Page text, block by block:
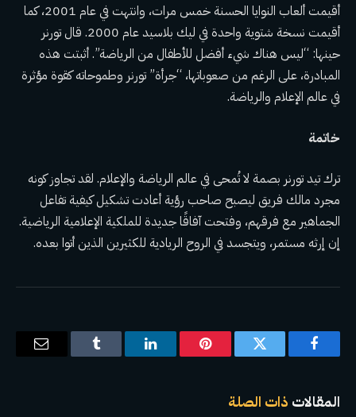
أقيمت ألعاب النوايا الحسنة خمس مرات، وانتهت في عام 2001، كما
أقيمت نسخة شتوية واحدة في ليك بلاسيد عام 2000. قال تورنر
حينها: “ليس هناك شيء أفضل للأطفال من الرياضة”. أثبتت هذه
المبادرة، على الرغم من صعوباتها، “جرأة” تورنر وطموحاته كقوة مؤثرة
في عالم الإعلام والرياضة.
خاتمة
ترك تيد تورنر بصمة لا تُمحى في عالم الرياضة والإعلام. لقد تجاوز كونه
مجرد مالك فريق ليصبح صاحب رؤية أعادت تشكيل كيفية تفاعل
الجماهير مع فرقهم، وفتحت آفاقًا جديدة للملكية الإعلامية الرياضية.
إن إرثه مستمر، ويتجسد في الروح الريادية للكثيرين الذين أتوا بعده.
فيسبوك تويتر بينتيريستلينكدإن Tumblr
البريد
المقالات ذات الصلة